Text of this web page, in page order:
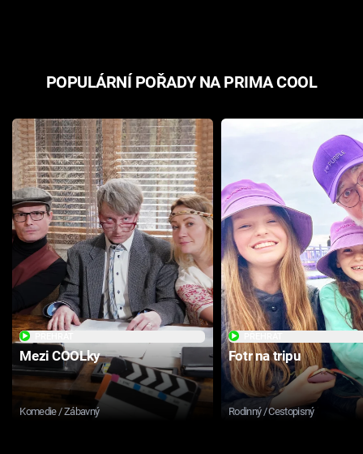
POPULÁRNÍ POŘADY NA PRIMA COOL
Mezi COOLky
Komedie / Zábavný
Fotr na tripu
Rodinný / Cestopisný